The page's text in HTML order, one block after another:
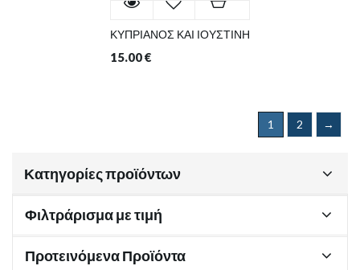
ΚΥΠΡΙΑΝΟΣ ΚΑΙ ΙΟΥΣΤΙΝΗ
15.00€
1 2 →
Κατηγορίες προϊόντων
Φιλτράρισμα με τιμή
Προτεινόμενα Προϊόντα